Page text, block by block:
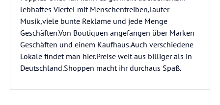
lebhaftes Viertel mit Menschentreiben,lauter
Musik,viele bunte Reklame und jede Menge
Geschäften.Von Boutiquen angefangen über Marken
Geschäften und einem Kaufhaus.Auch verschiedene
Lokale findet man hier.Preise weit aus billiger als in
Deutschland.Shoppen macht ihr durchaus Spaß.